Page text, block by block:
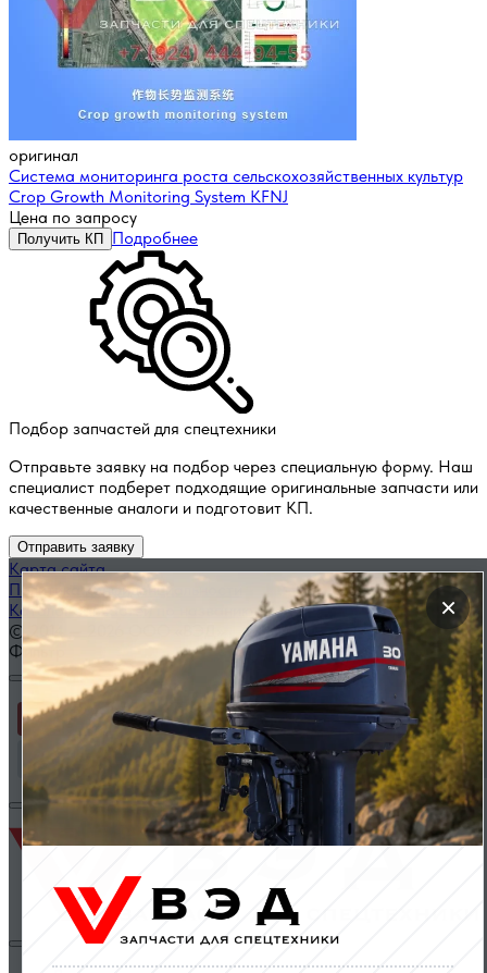
оригинал
Система мониторинга роста сельскохозяйственных культур
Crop Growth Monitoring System KFNJ
Цена по запросу
Получить КП Подробнее
Подбор запчастей для спецтехники
Отправьте заявку на подбор через специальную форму. Наш
специалист подберет подходящие оригинальные запчасти или
качественные аналоги и подготовит КП.
Отправить заявку
×
Карта сайта
Политика конфиденциальности
Каталог запчастей по названию
© 2014 — 2026 ООО «ВЭД»
Фильтр
Применить
Сбросить фильтр